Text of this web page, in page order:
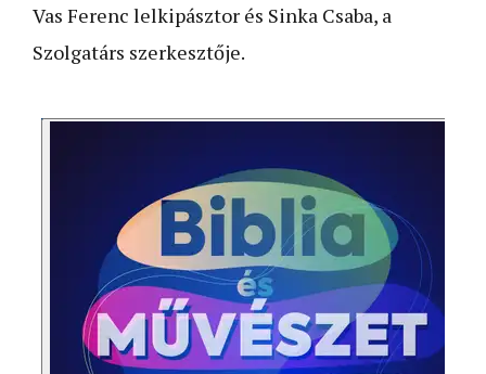
Vas Ferenc lelkipásztor és Sinka Csaba, a
Szolgatárs szerkesztője.